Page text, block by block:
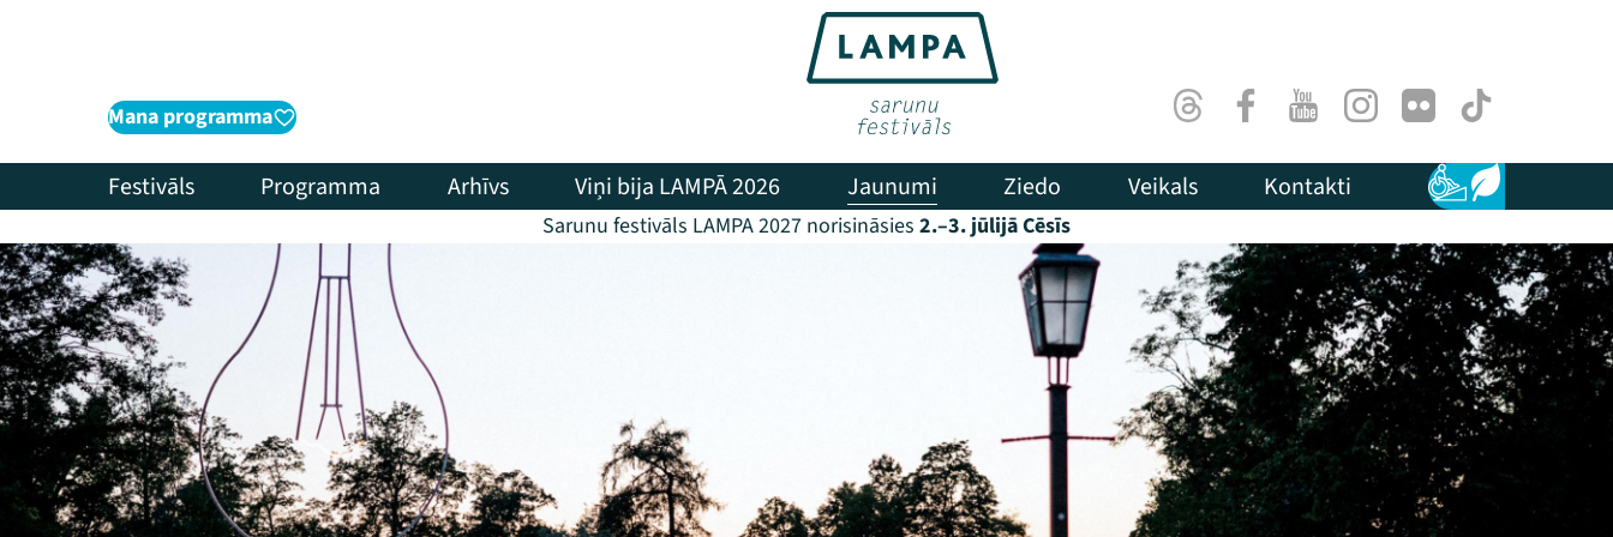
Mana programma ThreadsFacebookYoutubeInstagram
Flick TikTok
Festivāls Programma Arhīvs Viņi bija LAMPĀ 2026 Jaunumi Ziedo Veikals Kontakti Pieejamība
Ilgtspēja
Sarunu festivāls LAMPA 2027 norisināsies 2.–3. jūlijā Cēsīs